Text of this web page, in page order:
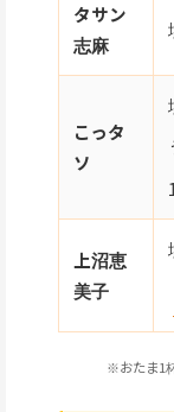
タサン
志麻
こっタ
ソ
上沼恵
美子
※おたま1